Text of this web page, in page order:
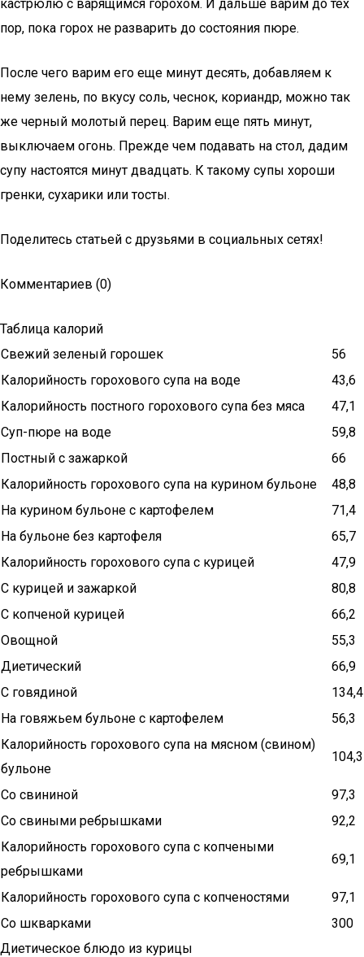
кастрюлю с варящимся горохом. И дальше варим до тех
пор, пока горох не разварить до состояния пюре.
После чего варим его еще минут десять, добавляем к
нему зелень, по вкусу соль, чеснок, кориандр, можно так
же черный молотый перец. Варим еще пять минут,
выключаем огонь. Прежде чем подавать на стол, дадим
супу настоятся минут двадцать. К такому супы хороши
гренки, сухарики или тосты.
Поделитесь статьей с друзьями в социальных сетях!
Комментариев (0)
Таблица калорий
Свежий зеленый горошек
56
Калорийность горохового супа на воде
43,6
Калорийность постного горохового супа без мяса
47,1
Суп-пюре на воде
59,8
Постный с зажаркой
66
Калорийность горохового супа на курином бульоне
48,8
На курином бульоне с картофелем
71,4
На бульоне без картофеля
65,7
Калорийность горохового супа с курицей
47,9
С курицей и зажаркой
80,8
С копченой курицей
66,2
Овощной
55,3
Диетический
66,9
С говядиной
134,4
На говяжьем бульоне с картофелем
56,3
Калорийность горохового супа на мясном (свином)
бульоне
104,3
Со свининой
97,3
Со свиными ребрышками
92,2
Калорийность горохового супа с копчеными
ребрышками
69,1
Калорийность горохового супа с копченостями
97,1
Со шкварками
300
Диетическое блюдо из курицы